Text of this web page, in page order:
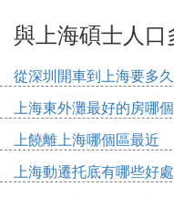
與上海碩士人
從深圳開車到上海要多久
上海東外灘最好的房哪
上饒離上海哪個區最近
上海動遷托底有哪些好處